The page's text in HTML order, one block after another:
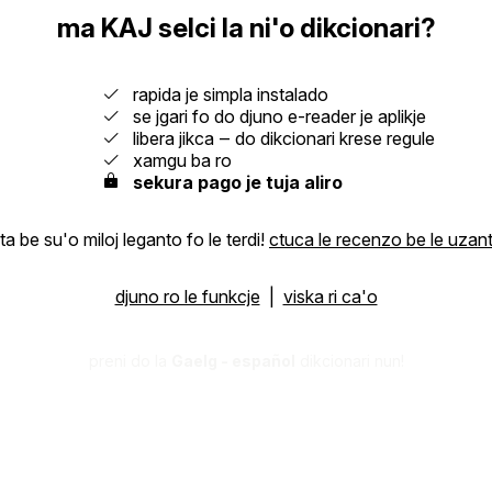
ma KAJ selci la ni'o dikcionari?
rapida je simpla instalado
se jgari fo do djuno e-reader je aplikje
libera jikca ‒ do dikcionari krese regule
xamgu ba ro
sekura pago je tuja aliro
be su'o miloj leganto fo le terdi! ctuca le recenzo be le
djuno ro le funkcje| viska ri ca'o